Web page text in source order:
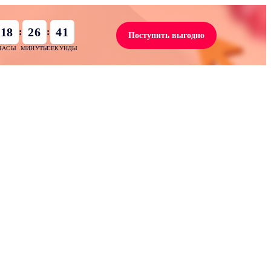
18 : 26 : 40 Поступить выгодно